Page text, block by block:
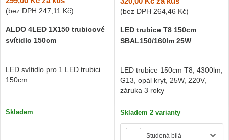
(bez DPH 247,11 Kč)
ALDO 4LED 1X150 trubicové
svítidlo 150cm
LED svítidlo pro 1 LED trubici
150cm
Skladem
(bez DPH 264,46 Kč)
LED trubice T8 150cm
SBAL150/160lm 25W
LED trubice 150cm T8, 4300lm,
G13, opál kryt, 25W, 220V,
záruka 3 roky
Skladem 2 varianty
Studená bílá